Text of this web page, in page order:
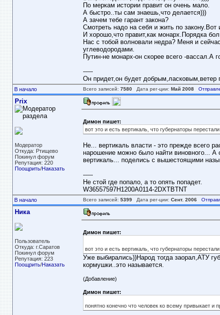
По меркам истории правит он очень мало.
А быстро..ты сам знаешь,что делается)))
А зачем тебе гарант закона?
Смотреть надо на себя и жить по закону.Вот
И хорошо,что правит,как монарх.Порядка
Нас с тобой волновали недра? Меня и
углеводородами.
Путин-не монарх-он скорее всего -вассал.А
-----
Он придет,он будет добрым,ласковым,ветер
В начало Всего записей: 7580Дата рег-ции: Май 2008
Prix
Модератор
Откуда: Ртищево
Покинул форум
Репутация: 220
Поощрить/Наказать
Димон пишет:
вот это и есть вертикаль, что губернаторы
Не... вертикаль власти - это прежде всего
нарошение можно было найти виновного... А
вертикаль... поделись с вышестоящими
-----
Не стой где попало, а то опять попадет.
W36557597H1200A0114-2DXTBTNT
В начало Всего записей: 5399Дата рег-ции: Сент. 2006
Ника
Пользователь
Откуда: г.Саратов
Покинул форум
Репутация: 223
Поощрить/Наказать
Димон пишет:
вот это и есть вертикаль, что губернаторы
Уже выбирались))Народ тогда заорал,АТУ
кормушки..это называется.
(Добавление)
Димон пишет:
понятно конечно что человек ко всему привыкает и